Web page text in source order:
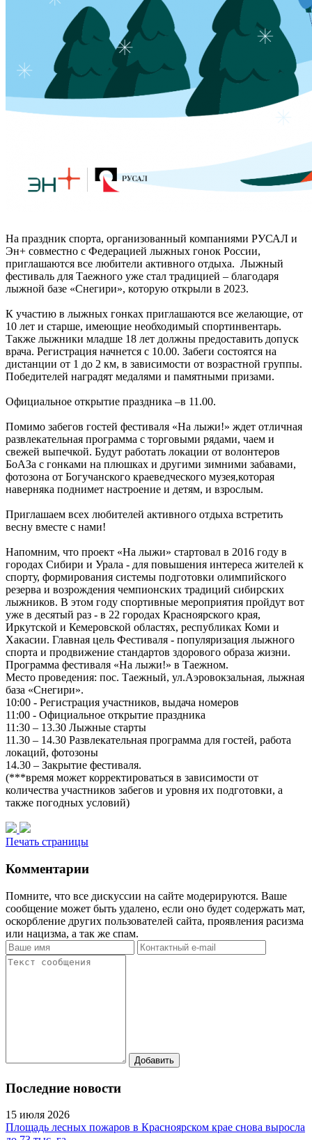
На праздник спорта, организованный компаниями РУСАЛ и
Эн+ совместно с Федерацией лыжных гонок России,
приглашаются все любители активного отдыха. Лыжный
фестиваль для Таежного уже стал традицией – благодаря
лыжной базе «Снегири», которую открыли в 2023.
К участию в лыжных гонках приглашаются все желающие, от
10 лет и старше, имеющие необходимый спортинвентарь.
Также лыжники младше 18 лет должны предоставить допуск
врача. Регистрация начнется с 10.00. Забеги состоятся на
дистанции от 1 до 2 км, в зависимости от возрастной группы.
Победителей наградят медалями и памятными призами.
Официальное открытие праздника –в 11.00.
Помимо забегов гостей фестиваля «На лыжи!» ждет отличная
развлекательная программа с торговыми рядами, чаем и
свежей выпечкой. Будут работать локации от волонтеров
БоАЗа с гонками на плюшках и другими зимними забавами,
фотозона от Богучанского краеведческого музея,которая
наверняка поднимет настроение и детям, и взрослым.
Приглашаем всех любителей активного отдыха встретить
весну вместе с нами!
Напомним, что проект «На лыжи» стартовал в 2016 году в
городах Сибири и Урала - для повышения интереса жителей к
спорту, формирования системы подготовки олимпийского
резерва и возрождения чемпионских традиций сибирских
лыжников. В этом году спортивные мероприятия пройдут вот
уже в десятый раз - в 22 городах Красноярского края,
Иркутской и Кемеровской областях, республиках Коми и
Хакасии. Главная цель Фестиваля - популяризация лыжного
спорта и продвижение стандартов здорового образа жизни.
Программа фестиваля «На лыжи!» в Таежном.
Место проведения: пос. Таежный, ул.Аэровокзальная, лыжная
база «Снегири».
10:00 - Регистрация участников, выдача номеров
11:00 - Официальное открытие праздника
11:30 – 13.30 Лыжные старты
11.30 – 14.30 Развлекательная программа для гостей, работа
локаций, фотозоны
14.30 – Закрытие фестиваля.
(***время может корректироваться в зависимости от
количества участников забегов и уровня их подготовки, а
также погодных условий)
Печать страницы
Комментарии
Помните, что все дискуссии на сайте модерируются. Ваше
сообщение может быть удалено, если оно будет содержать мат,
оскорбление других пользователей сайта, проявления расизма
или нацизма, а так же спам.
Последние новости
15 июля 2026
Площадь лесных пожаров в Красноярском крае снова выросла